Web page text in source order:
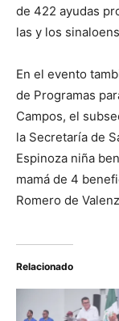
de 422 ayudas
las y los
En el evento
de Programas
Campos, el
la Secretaría de
Espinoza niña
mamá de 4
Romero de
Relacionado